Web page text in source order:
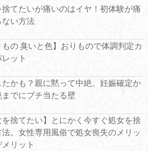
てたいが痛いのはイヤ！初体験が痛
ない方法
もの 臭いと色】おりもので体調判定カ
ット
かも？親に黙って中絶。妊娠確定か
までにブチ当たる壁
を捨てたい】とにかく今すぐ処女を捨
法。女性専用風俗で処女喪失のメリッ
メリット